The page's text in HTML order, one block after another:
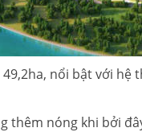
nổi bật với
thêm nóng khi bởi